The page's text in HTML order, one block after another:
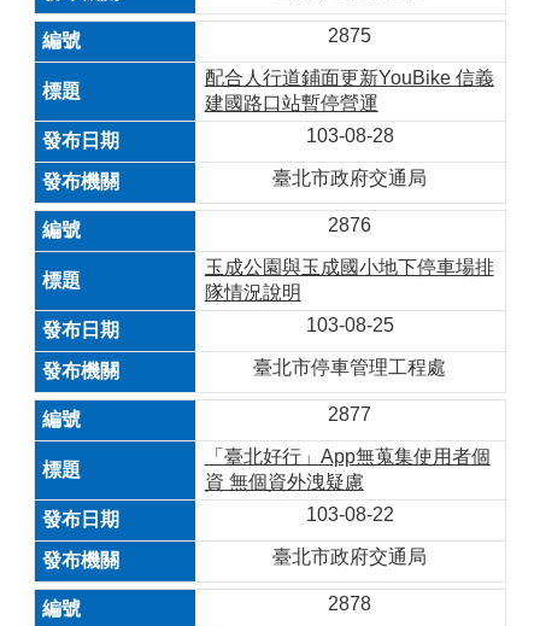
2875
配合人行道鋪面更新YouBike 信義
建國路口站暫停營運
103-08-28
臺北市政府交通局
2876
玉成公園與玉成國小地下停車場排
隊情況說明
103-08-25
臺北市停車管理工程處
2877
「臺北好行」App無蒐集使用者個
資 無個資外洩疑慮
103-08-22
臺北市政府交通局
2878